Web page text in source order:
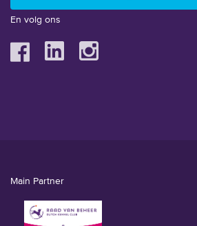
En volg ons
Main Partner